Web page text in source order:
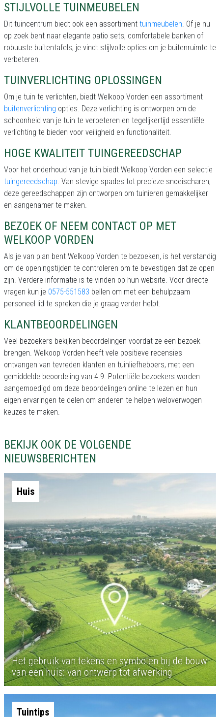
STIJLVOLLE TUINMEUBELEN
Dit tuincentrum biedt ook een assortiment tuinmeubelen. Of je nu
op zoek bent naar elegante patio sets, comfortabele banken of
robuuste buitentafels, je vindt stijlvolle opties om je buitenruimte te
verbeteren.
TUINVERLICHTING OPLOSSINGEN
Om je tuin te verlichten, biedt Welkoop Vorden een assortiment
buitenverlichting opties. Deze verlichting is ontworpen om de
schoonheid van je tuin te verbeteren en tegelijkertijd essentiële
verlichting te bieden voor veiligheid en functionaliteit.
HOGE KWALITEIT TUINGEREEDSCHAP
Voor het onderhoud van je tuin biedt Welkoop Vorden een selectie
tuingereedschap. Van stevige spades tot precieze snoeischaren,
deze gereedschappen zijn ontworpen om tuinieren gemakkelijker
en aangenamer te maken.
BEZOEK OF NEEM CONTACT OP MET
WELKOOP VORDEN
Als je van plan bent Welkoop Vorden te bezoeken, is het verstandig
om de openingstijden te controleren om te bevestigen dat ze open
zijn. Verdere informatie is te vinden op hun website. Voor directe
vragen kun je 0575-551583 bellen om met een behulpzaam
personeel lid te spreken die je graag verder helpt.
KLANTBEOORDELINGEN
Veel bezoekers bekijken beoordelingen voordat ze een bezoek
brengen. Welkoop Vorden heeft vele positieve recensies
ontvangen van tevreden klanten en tuinliefhebbers, met een
gemiddelde beoordeling van 4.9. Potentiële bezoekers worden
aangemoedigd om deze beoordelingen online te lezen en hun
eigen ervaringen te delen om anderen te helpen weloverwogen
keuzes te maken.
BEKIJK OOK DE VOLGENDE
NIEUWSBERICHTEN
Huis
Het gebruik van tekens en symbolen bij de bouw
van een huis: van ontwerp tot afwerking
Tuintips